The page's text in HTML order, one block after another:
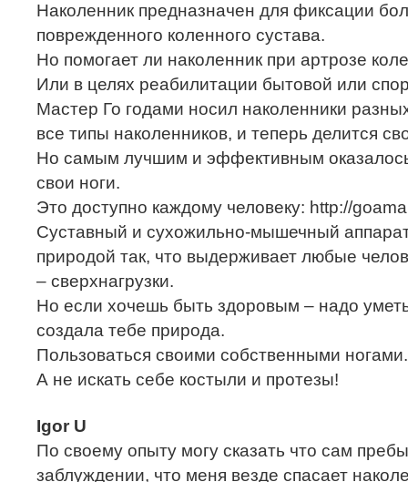
Наколенник предназначен для фиксации
поврежденного коленного сустава.
Но помогает ли наколенник при артрозе
Или в целях реабилитации бытовой или
Мастер Го годами носил наколенники
все типы наколенников, и теперь делится
Но самым лучшим и эффективным
свои ноги.
Это доступно каждому человеку: http://
Суставный и сухожильно-мышечный
природой так, что выдерживает любые
– сверхнагрузки.
Но если хочешь быть здоровым – надо
создала тебе природа.
Пользоваться своими собственными ногами.
А не искать себе костыли и протезы!
Igor U
По своему опыту могу сказать что сам
заблуждении, что меня везде спасает